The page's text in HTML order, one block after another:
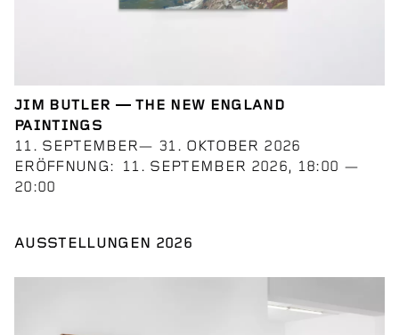
JIM BUTLER
THE NEW ENGLAND
PAINTINGS
11. SEPTEMBER— 31. OKTOBER 2026
ERÖFFNUNG
11. SEPTEMBER 2026, 18:00 —
20:00
AUSSTELLUNGEN 2026